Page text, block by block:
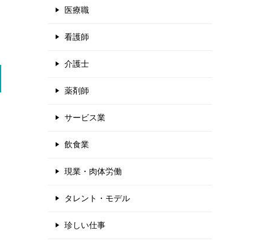
医療職
看護師
介護士
薬剤師
サービス業
飲食業
現業・肉体労働
タレント・モデル
珍しい仕事